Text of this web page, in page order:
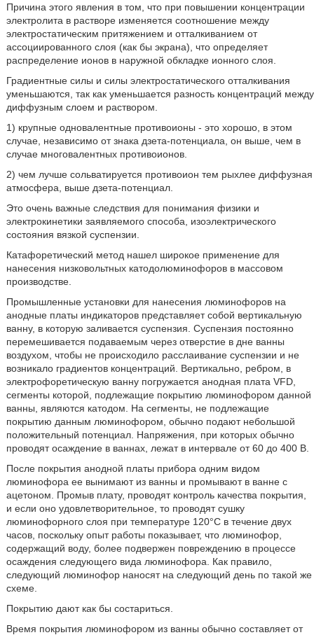
Причина этого явления в том, что при повышении концентрации
электролита в растворе изменяется соотношение между
электростатическим притяжением и отталкиванием от
ассоциированного слоя (как бы экрана), что определяет
распределение ионов в наружной обкладке ионного слоя.
Градиентные силы и силы электростатического отталкивания
уменьшаются, так как уменьшается разность концентраций между
диффузным слоем и раствором.
1) крупные одновалентные противоионы - это хорошо, в этом
случае, независимо от знака дзета-потенциала, он выше, чем в
случае многовалентных противоионов.
2) чем лучше сольватируется противоион тем рыхлее диффузная
атмосфера, выше дзета-потенциал.
Это очень важные следствия для понимания физики и
электрокинетики заявляемого способа, изоэлектрического
состояния вязкой суспензии.
Катафоретический метод нашел широкое применение для
нанесения низковольтных катодолюминофоров в массовом
производстве.
Промышленные установки для нанесения люминофоров на
анодные платы индикаторов представляет собой вертикальную
ванну, в которую заливается суспензия. Суспензия постоянно
перемешивается подаваемым через отверстие в дне ванны
воздухом, чтобы не происходило расслаивание суспензии и не
возникало градиентов концентраций. Вертикально, ребром, в
электрофоретическую ванну погружается анодная плата VFD,
сегменты которой, подлежащие покрытию люминофором данной
ванны, являются катодом. На сегменты, не подлежащие
покрытию данным люминофором, обычно подают небольшой
положительный потенциал. Напряжения, при которых обычно
проводят осаждение в ваннах, лежат в интервале от 60 до 400 В.
После покрытия анодной платы прибора одним видом
люминофора ее вынимают из ванны и промывают в ванне с
ацетоном. Промыв плату, проводят контроль качества покрытия,
и если оно удовлетворительное, то проводят сушку
люминофорного слоя при температуре 120°С в течение двух
часов, поскольку опыт работы показывает, что люминофор,
содержащий воду, более подвержен повреждению в процессе
осаждения следующего вида люминофора. Как правило,
следующий люминофор наносят на следующий день по такой же
схеме.
Покрытию дают как бы состариться.
Время покрытия люминофором из ванны обычно составляет от